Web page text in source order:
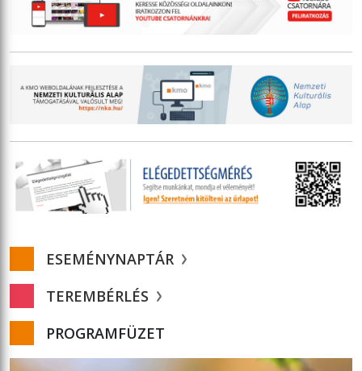
ESEMÉNYNAPTÁR
TEREMBÉRLÉS
PROGRAMFÜZET